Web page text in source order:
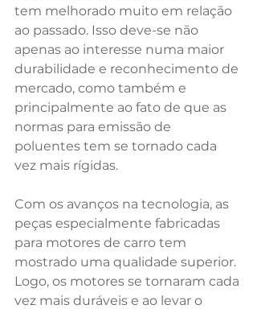
tem melhorado muito em relação
ao passado. Isso deve-se não
apenas ao interesse numa maior
durabilidade e reconhecimento de
mercado, como também e
principalmente ao fato de que as
normas para emissão de
poluentes tem se tornado cada
vez mais rígidas.
Com os avanços na tecnologia, as
peças especialmente fabricadas
para motores de carro tem
mostrado uma qualidade superior.
Logo, os motores se tornaram cada
vez mais duráveis e ao levar o